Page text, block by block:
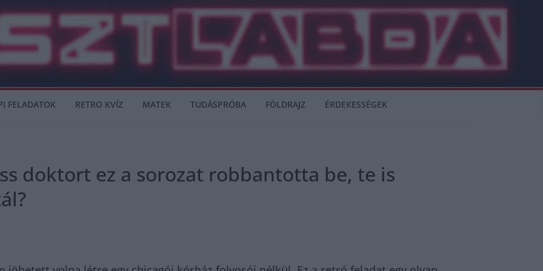
FELADATOK RETRO KVÍZ MATEK TUDÁSPRÓBA FÖLDRAJZ ÉRDEKESSÉGEK
doktort ez a sorozat robbantotta be, te is